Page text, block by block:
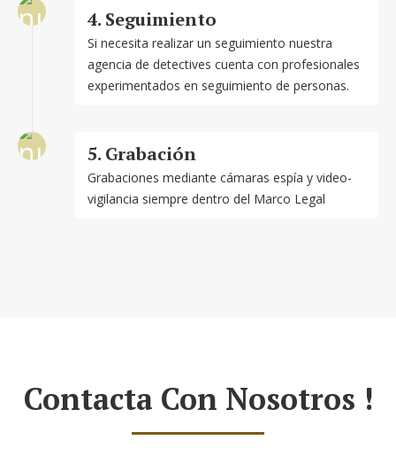
4. Seguimiento
Si necesita realizar un seguimiento nuestra
agencia de detectives cuenta con profesionales
experimentados en seguimiento de personas.
5. Grabación
Grabaciones mediante cámaras espía y video-
vigilancia siempre dentro del Marco Legal
Contacta Con Nosotros !